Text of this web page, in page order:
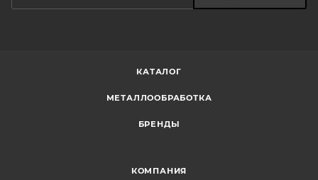
КАТАЛОГ
МЕТАЛЛООБРАБОТКА
БРЕНДЫ
КОМПАНИЯ